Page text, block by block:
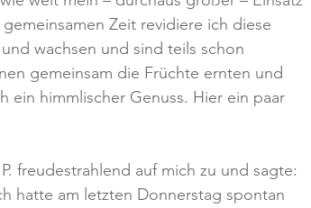
Zeit revidiere ich diese
wachsen und sind teils schon
gemeinsam die Früchte ernten und
ein himmlischer Genuss. Hier ein paar
freudestrahlend auf mich zu und sagte:
hatte am letzten Donnerstag spontan